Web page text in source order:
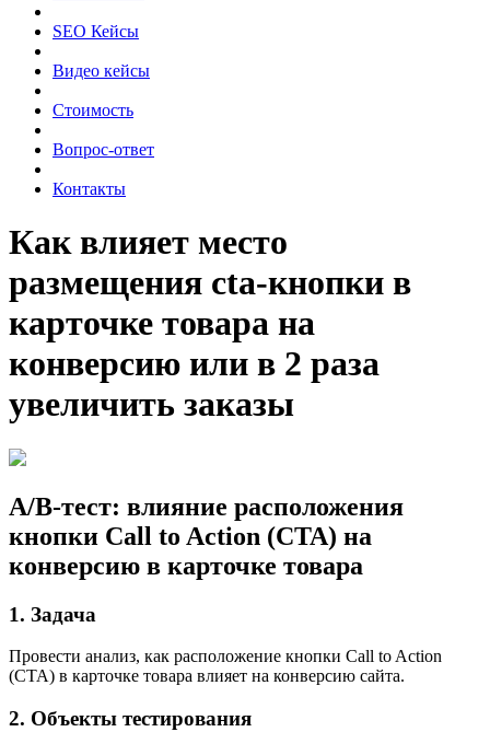
SEO Кейсы
Видео кейсы
Стоимость
Вопрос-ответ
Контакты
Как влияет место
размещения cta-кнопки в
карточке товара на
конверсию или в 2 раза
увеличить заказы
A/B-тест: влияние расположения
кнопки Call to Action (CTA) на
конверсию в карточке товара
1. Задача
Провести анализ, как расположение кнопки Call to Action
(CTA) в карточке товара влияет на конверсию сайта.
2. Объекты тестирования